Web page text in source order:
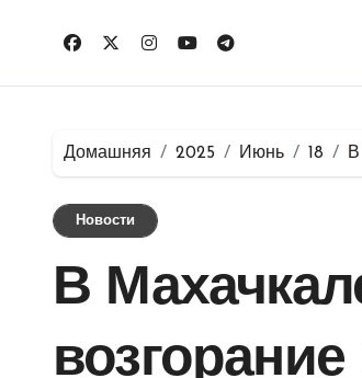
Домашняя 2025 Июнь 18
Новости
В